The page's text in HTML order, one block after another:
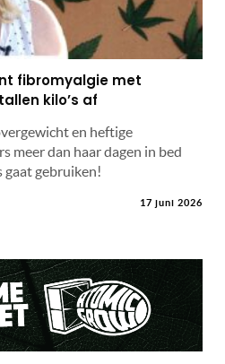
fibromyalgie met
kilo’s af
en heftige
meer dan haar dagen in bed
gaat gebruiken!
17 juni 2026